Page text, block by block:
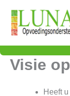
naar
inhoud
Visie
Heeft